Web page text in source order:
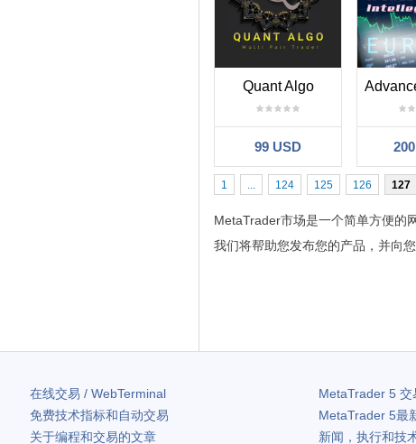
Quant Algo
99 USD
1 ... 124 125 126 127
MetaTrader市场是一个简单方便的
我们将帮助您发布您的产品，并向
在线交易 / WebTerminal
免费技术指标和自动交易
关于编程和交易的文章
MetaTrader 5交
MetaTrader 5最
新闻，执行和技